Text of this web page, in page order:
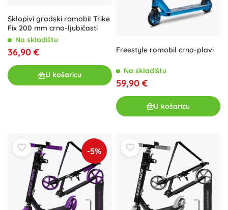
Sklopivi gradski romobil Trike
Fix 200 mm crno-ljubičasti
Na skladištu
36,90 €
U košaricu
Freestyle romobil crno-plavi
Na skladištu
59,90 €
U košaricu
-5%